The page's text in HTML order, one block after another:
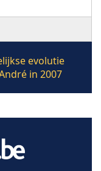
evolutie
in 2007